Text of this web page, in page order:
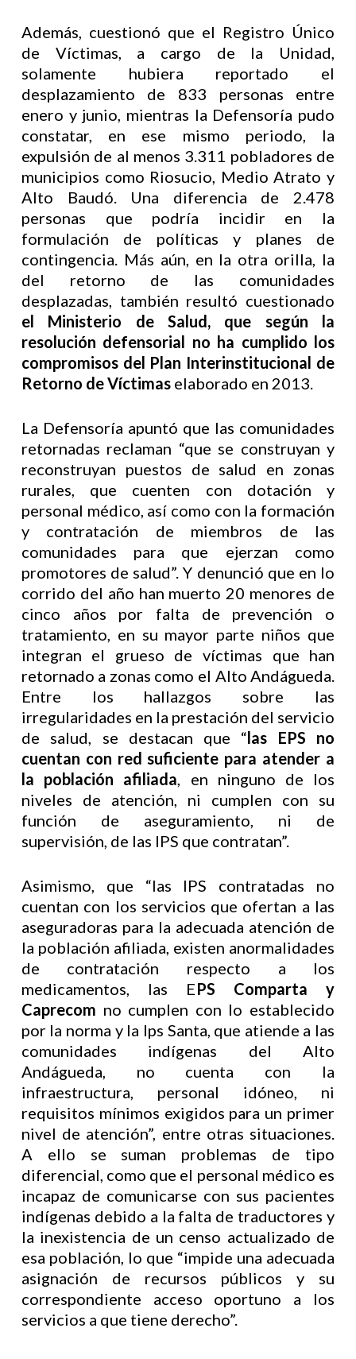
Además, cuestionó que el Registro Único
de Víctimas, a cargo de la Unidad,
solamente hubiera reportado el
desplazamiento de 833 personas entre
enero y junio, mientras la Defensoría pudo
constatar, en ese mismo periodo, la
expulsión de al menos 3.311 pobladores de
municipios como Riosucio, Medio Atrato y
Alto Baudó. Una diferencia de 2.478
personas que podría incidir en la
formulación de políticas y planes de
contingencia. Más aún, en la otra orilla, la
del retorno de las comunidades
desplazadas, también resultó cuestionado
el Ministerio de Salud, que según la
resolución defensorial no ha cumplido los
compromisos del Plan Interinstitucional de
Retorno de Víctimas elaborado en 2013.
La Defensoría apuntó que las comunidades
retornadas reclaman “que se construyan y
reconstruyan puestos de salud en zonas
rurales, que cuenten con dotación y
personal médico, así como con la formación
y contratación de miembros de las
comunidades para que ejerzan como
promotores de salud”. Y denunció que en lo
corrido del año han muerto 20 menores de
cinco años por falta de prevención o
tratamiento, en su mayor parte niños que
integran el grueso de víctimas que han
retornado a zonas como el Alto Andágueda.
Entre los hallazgos sobre las
irregularidades en la prestación del servicio
de salud, se destacan que “las EPS no
cuentan con red suficiente para atender a
la población afiliada, en ninguno de los
niveles de atención, ni cumplen con su
función de aseguramiento, ni de
supervisión, de las IPS que contratan”.
Asimismo, que “las IPS contratadas no
cuentan con los servicios que ofertan a las
aseguradoras para la adecuada atención de
la población afiliada, existen anormalidades
de contratación respecto a los
medicamentos, las EPS Comparta y
Caprecom no cumplen con lo establecido
por la norma y la Ips Santa, que atiende a las
comunidades indígenas del Alto
Andágueda, no cuenta con la
infraestructura, personal idóneo, ni
requisitos mínimos exigidos para un primer
nivel de atención”, entre otras situaciones.
A ello se suman problemas de tipo
diferencial, como que el personal médico es
incapaz de comunicarse con sus pacientes
indígenas debido a la falta de traductores y
la inexistencia de un censo actualizado de
esa población, lo que “impide una adecuada
asignación de recursos públicos y su
correspondiente acceso oportuno a los
servicios a que tiene derecho”.